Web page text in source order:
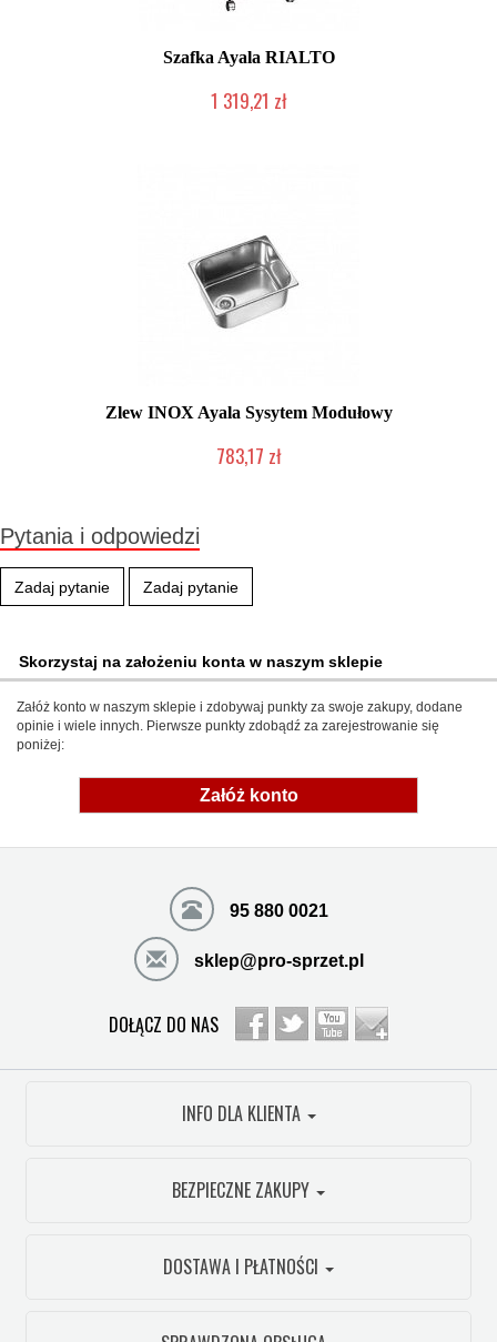
Szafka Ayala RIALTO
1 319,21 zł
Zlew INOX Ayala Sysytem Modułowy
783,17 zł
Pytania i odpowiedzi
Zadaj pytanie Zadaj pytanie
Skorzystaj na założeniu konta w naszym sklepie
Załóż konto w naszym sklepie i zdobywaj punkty za swoje zakupy, dodane
opinie i wiele innych. Pierwsze punkty zdobądź za zarejestrowanie się
poniżej:
Załóż konto
95 880 0021
sklep@pro-sprzet.pl
DOŁĄCZ DO NAS
INFO DLA KLIENTA
BEZPIECZNE ZAKUPY
DOSTAWA I PŁATNOŚCI